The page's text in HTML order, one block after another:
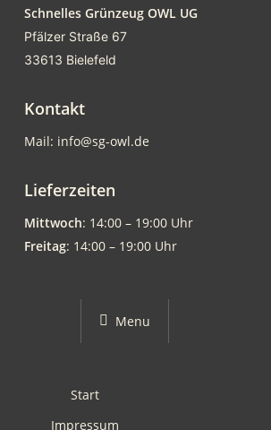
Schnelles Grünzeug OWL UG
Pfälzer Straße 67
33613 Bielefeld
Kontakt
Mail: info@sg-owl.de
Lieferzeiten
Mittwoch: 14:00 – 19:00 Uhr
Freitag: 14:00 – 19:00 Uhr
Menu
Start
Impressum